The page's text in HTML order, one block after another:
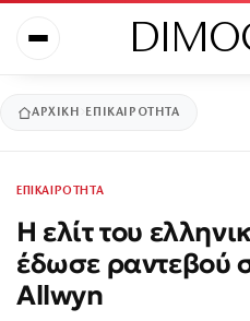
ΑΡΧΙΚΉ ΕΠΙΚΑΙΡΟΤΗΤΑ
ΕΠΙΚΑΙΡΟΤΗΤΑ
Η ελίτ του
έδωσε ραντεβού
Allwyn